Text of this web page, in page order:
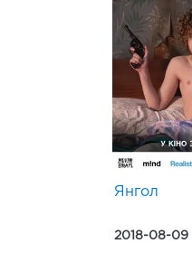
Янгол
2018-08-09